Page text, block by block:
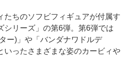
ちのソフビフィギュアが付属す
シリーズ」の第6弾。第6弾では
ー)」や「バンダナワドルデ
いったさまざまな姿のカービィや